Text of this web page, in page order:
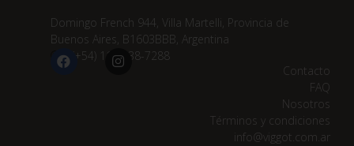
Domingo French 944, Villa Martelli, Provincia de
Buenos Aires, B1603BBB, Argentina
(+54) 11 3838-7288
Contacto
FAQ
Nosotros
Términos y condiciones
info@viggot.com.ar